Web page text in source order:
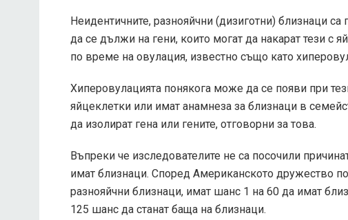
Неидентичните, разнояйчни (дизиготни) близнаци
да се дължи на гени, които могат да накарат тези с
по време на овулация, известно също като
Хиперовулацията понякога може да се появи при
яйцеклетки или имат анамнеза за близнаци в
да изолират гена или гените, отговорни за това.
Въпреки че изследователите не са посочили
имат близнаци. Според Американското дружество
разнояйчни близнаци, имат шанс 1 на 60 да имат
125 шанс да станат баща на близнаци.